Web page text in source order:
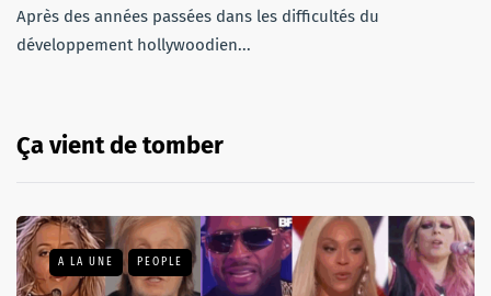
Après des années passées dans les difficultés du
développement hollywoodien...
Ça vient de tomber
A LA UNE PEOPLE